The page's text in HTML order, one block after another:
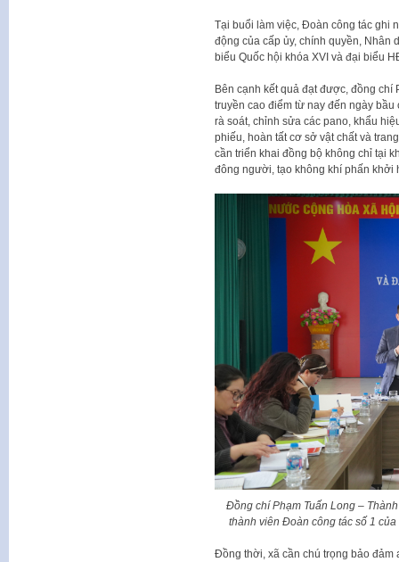
Tại buổi làm việc, Đoàn công tác ghi
động của cấp ủy, chính quyền, Nhân
biểu Quốc hội khóa XVI và đại biểu
Bên cạnh kết quả đạt được, đồng chí
truyền cao điểm từ nay đến ngày
rà soát, chỉnh sửa các pano, khẩu
phiếu, hoàn tất cơ sở vật chất và
cần triển khai đồng bộ không chỉ tại
đông người, tạo không khí phấn khởi
Đồng chí Phạm Tuấn Long –
thành viên Đoàn công tác số 1
Đồng thời, xã cần chú trọng bảo